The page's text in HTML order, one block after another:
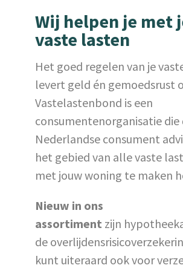
per jaar: €1000,-
Wij helpen je met
vaste lasten
Het goed regelen van je
levert geld én gemoedsrust
Vastelastenbond is een
consumentenorganisatie die
Nederlandse consument
het gebied van alle vaste
met jouw woning te maken
Nieuw in ons
assortiment zijn
de
kunt uiteraard ook voor